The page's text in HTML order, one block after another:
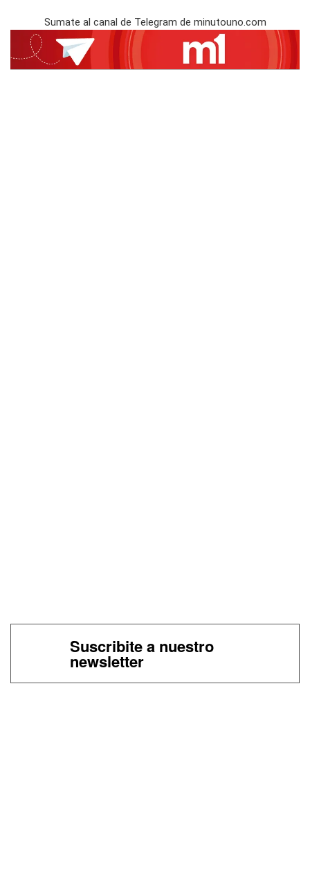
Sumate al canal de Telegram de minutouno.com
Suscribite a nuestro
newsletter